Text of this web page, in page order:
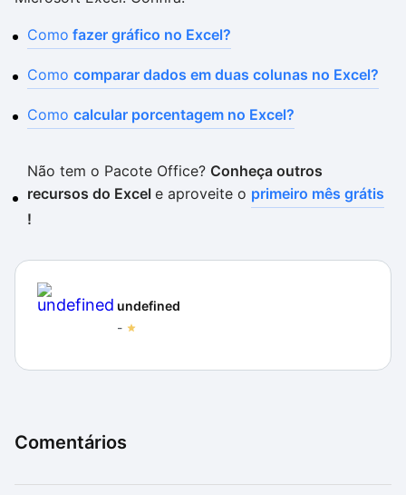
Como fazer gráfico no Excel?
Como comparar dados em duas colunas no Excel?
Como calcular porcentagem no Excel?
Não tem o Pacote Office? Conheça outros
recursos do Excel e aproveite o primeiro mês grátis
!
undefined
-
Comentários